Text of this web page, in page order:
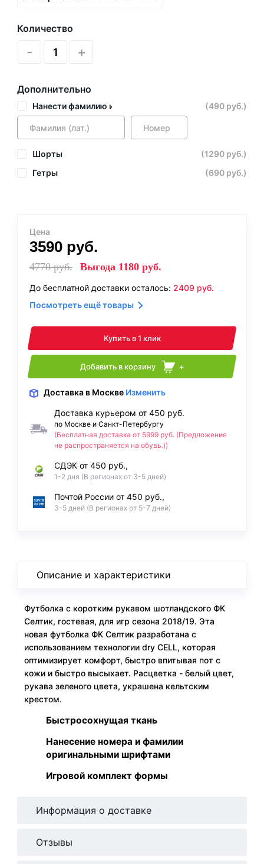
Количество
- +
Дополнительно
Нанести фамилию и номер (490 руб.)
Шорты
(1290 руб.)
Гетры
(690 руб.)
Цена
3590 руб.
4770руб. Выгода 1180 руб.
До бесплатной доставки осталось: 2409 руб.
Посмотреть ещё товары
Купить в 1 клик
Добавить в корзину +
Доставка в Москве Изменить
Доставка курьером от 450 руб.
по Москве и Санкт-Петербургу
(Бесплатная доставка от 5999 руб. (Предложение
не распространяется на обувь.))
СДЭК от 450 руб.,
1-2 дня (В регионах от 3-5 дней)
Почтой России от 450 руб.,
3-5 дней (В регионах от 5-7 дней)
Описание и характеристики
Футболка с коротким рукавом шотландского ФК
Селтик, гостевая, для игр сезона 2018/19. Эта
новая футболка ФК Селтик разработана с
использованием технологии dry CELL, которая
оптимизирует комфорт, быстро впитывая пот с
кожи и быстро высыхает. Расцветка - белый цвет,
рукава зеленого цвета, украшена кельтским
крестом.
Быстросохнущая ткань
Нанесение номера и фамилии
оригинальными шрифтами
Игровой комплект формы
Информация о доставке
Отзывы